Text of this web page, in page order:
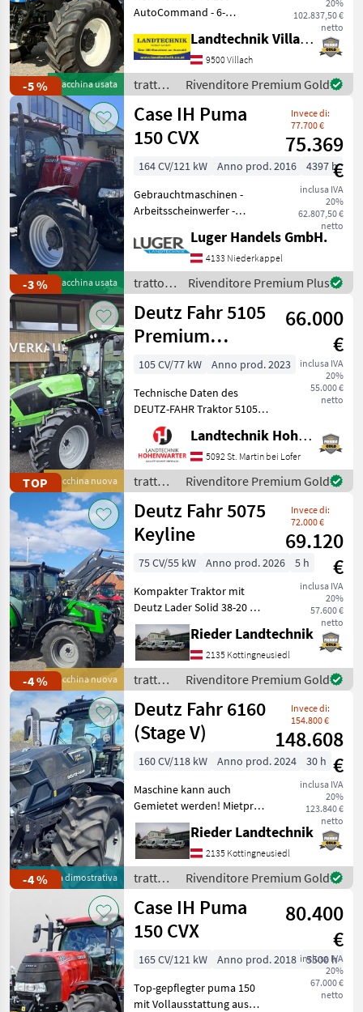
-5 % Macchina usata
(Stage V)
20%
102.837,50 €
netto
AutoCommand - 6-
Getriebevorwärmer, mit
Motorstaubremse, 50 km/h
AutoCommand Getriebe
mit aktiver
Stillstandsregelung,
gefedert
Landtechnik Villach GmbH
9500 Villach
trattori
/ New
Holland
Rivenditore Premium Gold
-3 % Macchina usata
Case IH Puma
150 CVX
Invece di:
77.700 €
75.369
€
inclusa IVA
20%
62.807,50 €
netto
164 CV/121 kW Anno prod. 2016
4397 h
Gebrauchtmaschinen -
Arbeitsscheinwerfer -
Druckluftbremse - EHR -
Fronthydraulik -
Frontzapfwelle - gefederte
Vorderachse - Getriebe:
Stufe
Luger Handels GmbH.
4133 Niederkappel
trattori
/ Case
IH
Rivenditore Premium Plus
TOP Macchina nuova
Deutz Fahr 5105
Premium
(15955)
66.000
€
inclusa IVA
20%
55.000 €
netto
105 CV/77 kW
Anno prod. 2023
Technische Daten des
DEUTZ-FAHR Traktor 5105
Premium > Baujahr: 2023 >
PS/KW: 105 PS > Modell:
Premium (Stage V) >
Lenksäule schwenk- und
teleskopierbar > Aerofit S
Landtechnik Hohenwarter GmbH
5092 St. Martin bei Lofer
trattori
/ Deutz
Fahr
Rivenditore Premium Gold
-4 % Macchina nuova
Deutz Fahr 5075
Keyline
Invece di:
72.000 €
69.120
€
inclusa IVA
20%
57.600 €
netto
75 CV/55 kW Anno prod. 2026
5 h
Kompakter Traktor mit
Deutz Lader Solid 38-20 mit
3 Funktion und Dämpfung
Comfort Drive. Zusätzlich
Wiederholscheinwerfer ,
voll geschweißte Felgen ,
Freisichtdach
Rieder Landtechnik
2135 Kottingneusiedl
trattori
/ Deutz
Fahr
Rivenditore Premium Gold
-4 %
Macchina dimostrativa
Deutz Fahr 6160
(Stage V)
Invece di:
154.800 €
148.608
€
inclusa IVA
20%
123.840 €
netto
160 CV/118 kW Anno prod. 2024
30 h
Maschine kann auch
Gemietet werden! Mietpreis
: € 38, - exkl. MwSt. Modell:
Powershift ohne Frontlader
Anbaukonsolen,
Beifahrersitz gepolstert mit
Sicherheitsgur
Rieder Landtechnik
2135 Kottingneusiedl
trattori
/ Deutz
Fahr
Rivenditore Premium Gold
Case IH Puma
150 CVX
80.400
€
inclusa IVA
20%
67.000 €
netto
165 CV/121 kW Anno prod. 2018
5500 h
Top-gepflegter puma 150
mit Vollausstattung aus